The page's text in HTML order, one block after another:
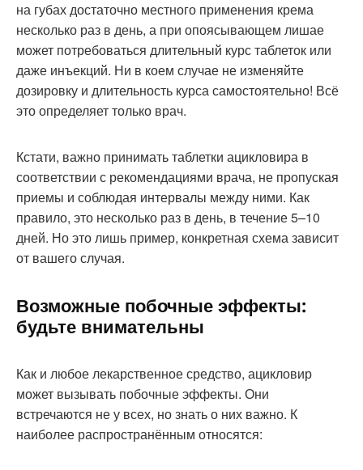
на губах достаточно местного применения крема
несколько раз в день, а при опоясывающем лишае
может потребоваться длительный курс таблеток или
даже инъекций. Ни в коем случае не изменяйте
дозировку и длительность курса самостоятельно! Всё
это определяет только врач.
Кстати, важно принимать таблетки ацикловира в
соответствии с рекомендациями врача, не пропуская
приемы и соблюдая интервалы между ними. Как
правило, это несколько раз в день, в течение 5–10
дней. Но это лишь пример, конкретная схема зависит
от вашего случая.
Возможные побочные эффекты:
будьте внимательны
Как и любое лекарственное средство, ацикловир
может вызывать побочные эффекты. Они
встречаются не у всех, но знать о них важно. К
наиболее распространённым относятся: